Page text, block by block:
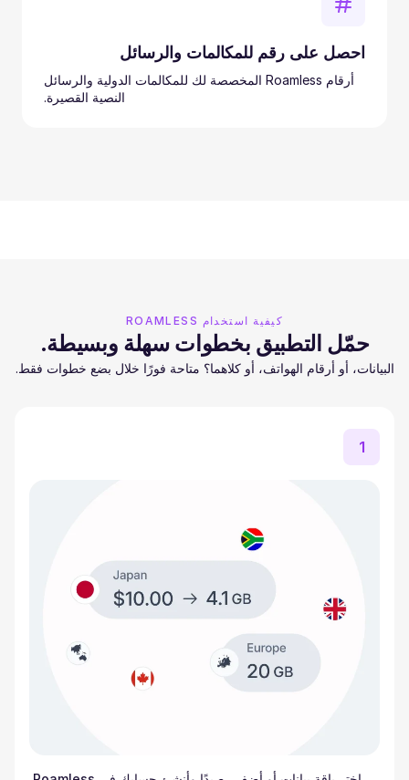
احصل على رقم للمكالمات والرسائل
أرقام Roamless المخصصة لك للمكالمات الدولية والرسائل
النصية القصيرة.
كيفية استخدام ROAMLESS
حمّل التطبيق بخطوات سهلة وبسيطة.
البيانات، أو أرقام الهواتف، أو كلاهما؟ متاحة فورًا خلال بضع خطوات فقط.
1